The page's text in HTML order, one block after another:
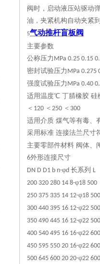
阀时，启动液压站驱动
油，夹紧机构自动夹紧
5气动推杆盲板阀
主要参数
公称压力 MPa 0.25 0.15
密封试验压力 MPa 0.275
强度试验压力 MPa 0.40
适用温度℃ 丁腈橡胶 硅
＜ 120 ＜ 250 ＜ 300
适用介质 煤气等有毒、
采用标准 连接法兰尺寸
主要零部件材料 阀体、
6外形连接尺寸
DN D D1 b n-φd 长系列 L
200 320 280 14 8-φ18 500
250 375 335 14 12-φ18 500
300 440 395 16 12-φ22 500
350 490 445 16 12-φ22 500
400 540 495 16 16-φ22 600
450 595 550 20 16-φ22 600
500 645 600 20 20-φ22 600